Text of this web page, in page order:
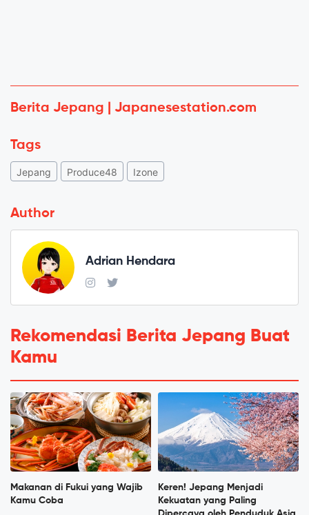
Berita Jepang | Japanesestation.com
Tags
Jepang Produce48 Izone
Author
Adrian Hendara
Rekomendasi Berita Jepang Buat
Kamu
Makanan di Fukui yang Wajib
Kamu Coba
Keren! Jepang Menjadi
Kekuatan yang Paling